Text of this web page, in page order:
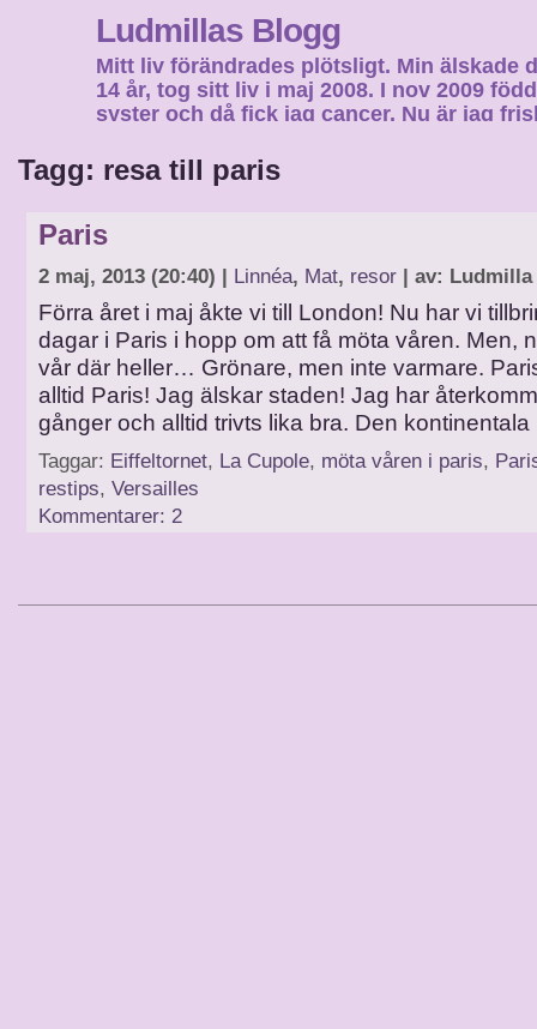
Ludmillas Blogg
Mitt liv förändrades plötsligt. Min älskade
14 år, tog sitt liv i maj 2008. I nov 2009
syster och då fick jag cancer. Nu är jag
Tagg: resa till paris
Paris
2 maj, 2013 (20:40) | Linnéa, Mat, resor | av: Ludmilla
Förra året i maj åkte vi till London! Nu har vi
dagar i Paris i hopp om att få möta våren. Men,
vår där heller… Grönare, men inte varmare.
alltid Paris! Jag älskar staden! Jag har
gånger och alltid trivts lika bra. Den
Taggar: Eiffeltornet, La Cupole, möta våren i paris,
restips, Versailles
Kommentarer: 2